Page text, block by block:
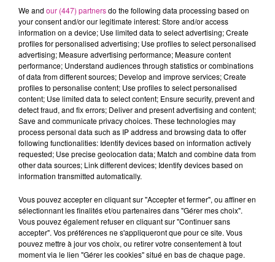
68 NEWS DU 3 AVRIL
Retrouvez les 68 news du 3 avril avecMaisons Begi,
constructeur de maisons dans le Haut-Rhin.
14h26
14h26 14h23
14h23 14h19
14h19
We and our (447) partnersdo the following data processing based on
your consent and/or our legitimate interest: Store and/or access
information on a device; Use limited data to select advertising; Create
profiles for personalised advertising; Use profiles to select personalised
advertising; Measure advertising performance; Measure content
performance; Understand audiences through statistics or combinations
of data from different sources; Develop and improve services; Create
profiles to personalise content; Use profiles to select personalised
content; Use limited data to select content; Ensure security, prevent and
detect fraud, and fix errors; Deliver and present advertising and content;
Save and communicate privacy choices. These technologies may
process personal data such as IP address and browsing data to offer
following functionalities: Identify devices based on information actively
requested; Use precise geolocation data; Match and combine data from
other data sources; Link different devices; Identify devices based on
information transmitted automatically.
Vous pouvez accepter en cliquant sur "Accepter et fermer", ou affiner en
sélectionnant les finalités et/ou partenaires dans "Gérer mes choix".
Vous pouvez également refuser en cliquant sur "Continuer sans
accepter". Vos préférences ne s'appliqueront que pour ce site. Vous
pouvez mettre à jour vos choix, ou retirer votre consentement à tout
moment via le lien "Gérer les cookies" situé en bas de chaque page.